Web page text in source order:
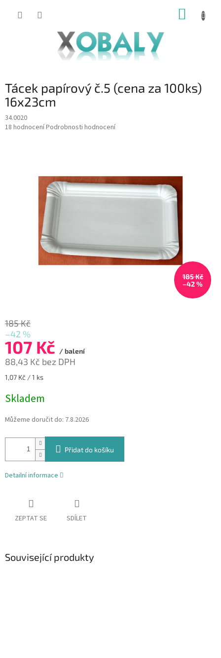
KOŠÍK
Tácek papírový č.5 (cena za 100ks)
16x23cm
34.0020
Průměrné
18 hodnoceníPodrobnosti hodnocení
185 Kč
–42 %
185 Kč
–42 %
107 Kč / balení
88,43 Kč bez DPH
Měrná
1,07 Kč / 1 ks
Skladem
Můžeme doručit do: 7.8.2026
Přidat do košíku
Detailní informace
ZEPTAT SE SDÍLET
Související produkty